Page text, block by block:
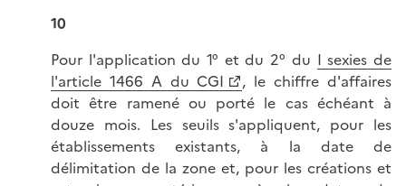
10
Pour l'application du 1° et du 2° du I sexies de
l'article 1466 A du CGI
, le chiffre d'affaires
doit être ramené ou porté le cas échéant à
douze mois. Les seuils s'appliquent, pour les
établissements existants, à la date de
délimitation de la zone et, pour les créations et